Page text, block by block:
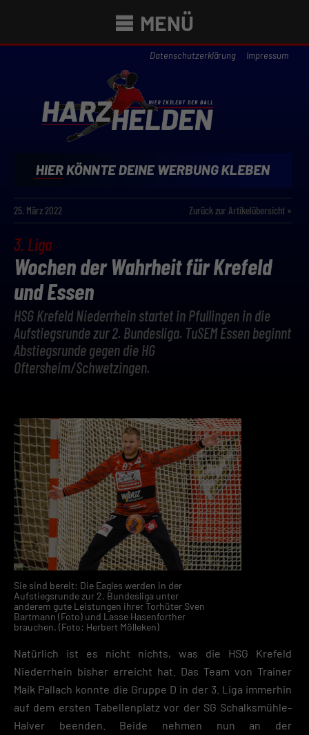
MENÜ
Datenschutzerklärung Impressum
25. März 2022 Zurück zur Artikelübersicht »
3. Liga
Wochen der Wahrheit für Krefeld
und Essen
HSG Krefeld Niederrhein startet in Pfullingen in die
Aufstiegsrunde zur 2. Bundesliga. TuSEM Essen beginnt
Abstiegsrunde gegen die HG
Oftersheim/Schwetzingen.
Sie sind bereit: Die Eagles werden in der
Aufstiegsrunde zur 2. Bundesliga unter
anderem gute Leistungen ihrer Torhüter Sven
Bartmann (Foto) und Lasse Hasenforther
brauchen. (Foto: Herbert Mölleken)
Natürlich ist es nicht nichts, was die HSG Krefeld
Niederrhein bisher erreicht hat. Das Team von Trainer
Maik Pallach konnte die Gruppe D in der 3. Liga immerhin
auf dem ersten Tabellenplatz vor der SG Schalksmühle-
Halver beenden. Beide nehmen nun an der